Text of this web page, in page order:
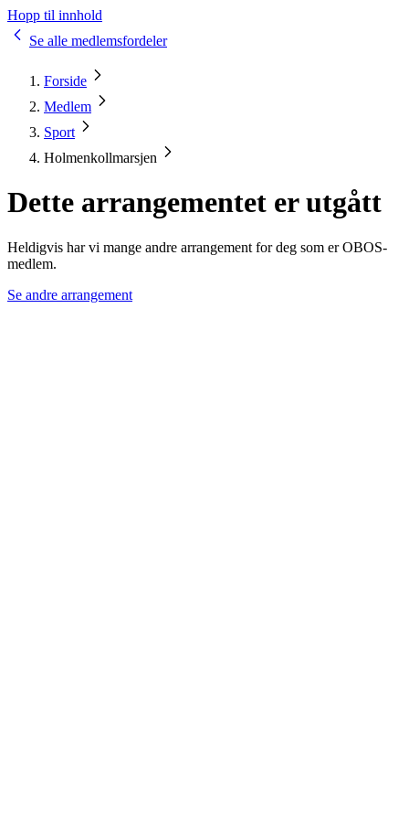
Hopp til innhold
Se alle medlemsfordeler
Forside
Medlem
Sport
Holmenkollmarsjen
Dette arrangementet er utgått
Heldigvis har vi mange andre arrangement for deg som er OBOS-
medlem.
Se andre arrangement